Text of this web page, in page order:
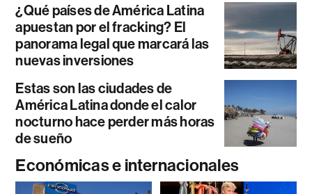
¿Qué países de América Latina
apuestan por el fracking? El
panorama legal que marcará las
nuevas inversiones
Estas son las ciudades de
América Latina donde el calor
nocturno hace perder más horas
de sueño
Económicas e internacionales